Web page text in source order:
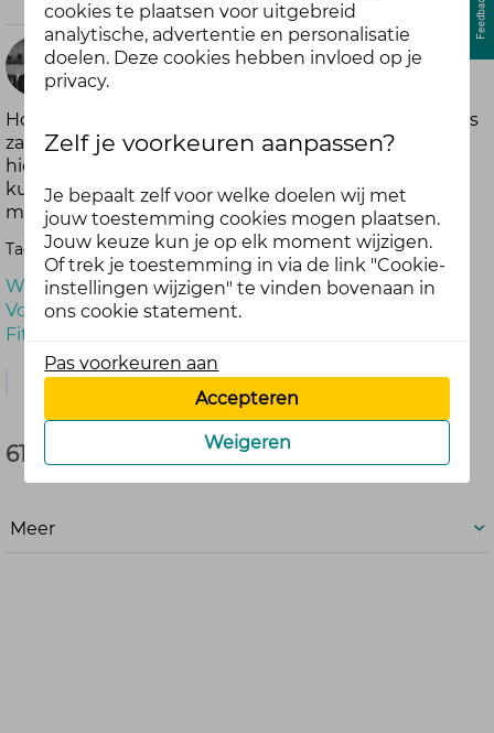
René
Hoi, welkom bij Fit in je vel! We hopen dat dit de basis
zal vormen voor een levendige community. Je kan je
hier even voorstellen, zodat we elkaar wat beter
kunnen leren kennen en we je wegwijs kunnen
maken in de community. Bedankt en veel plezier!
Tags:
Welkom
Voorstellen
Fit in je vel
Reactie
61 reacties
Meer
cookies te plaatsen voor uitgebreid
analytische, advertentie en personalisatie
doelen. Deze cookies hebben invloed op je
privacy.
Zelf je voorkeuren aanpassen?
Je bepaalt zelf voor welke doelen wij met
jouw toestemming cookies mogen plaatsen.
Jouw keuze kun je op elk moment wijzigen.
Of trek je toestemming in via de link "Cookie-
instellingen wijzigen" te vinden bovenaan in
ons cookie statement.
Pas voorkeuren aan
Accepteren
Weigeren